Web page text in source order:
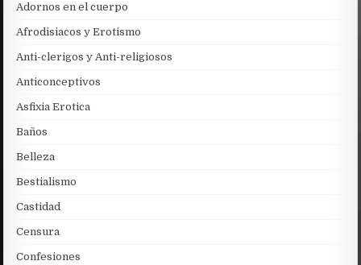
Adornos en el cuerpo
Afrodisiacos y Erotismo
Anti-clerigos y Anti-religiosos
Anticonceptivos
Asfixia Erotica
Baños
Belleza
Bestialismo
Castidad
Censura
Confesiones